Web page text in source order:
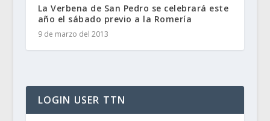
La Verbena de San Pedro se celebrará este
año el sábado previo a la Romería
9 de marzo del 2013
LOGIN USER TTN